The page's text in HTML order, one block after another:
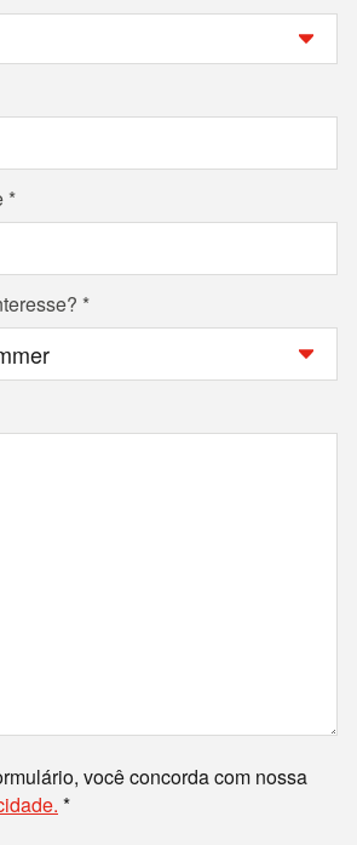
você concorda com nossa